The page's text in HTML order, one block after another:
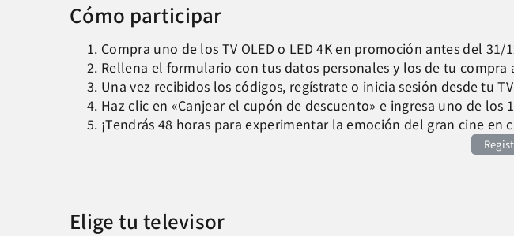
Cómo participar
Compra uno de los TV OLED o LED 4K en promoción antes del 31/
Rellena el formulario con tus datos personales y los de tu compra
Una vez recibidos los códigos, regístrate o inicia sesión desde tu
Haz clic en «Canjear el cupón de descuento» e ingresa uno de los
¡Tendrás 48 horas para experimentar la emoción del gran cine en
Elige tu televisor